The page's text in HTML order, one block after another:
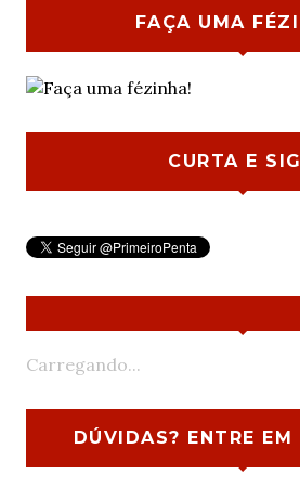
FAÇA UMA
CURTA E
Carregando...
DÚVIDAS? ENTRE